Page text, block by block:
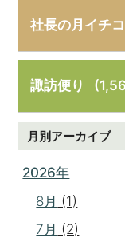
社長の月イチ
諏訪便り
月別アーカイブ
2026年
8月 (1)
7月 (2)